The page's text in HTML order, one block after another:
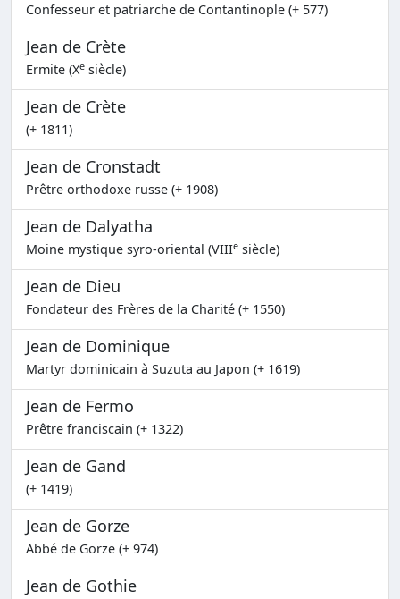
Confesseur et patriarche de Contantinople (+ 577)
Jean de Crète
Ermite (Xe siècle)
Jean de Crète
(+ 1811)
Jean de Cronstadt
Prêtre orthodoxe russe (+ 1908)
Jean de Dalyatha
Moine mystique syro-oriental (VIIIe siècle)
Jean de Dieu
Fondateur des Frères de la Charité (+ 1550)
Jean de Dominique
Martyr dominicain à Suzuta au Japon (+ 1619)
Jean de Fermo
Prêtre franciscain (+ 1322)
Jean de Gand
(+ 1419)
Jean de Gorze
Abbé de Gorze (+ 974)
Jean de Gothie